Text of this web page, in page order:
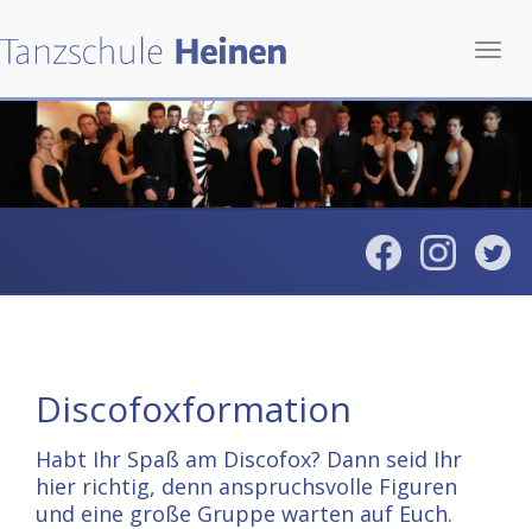
Discofoxformation
Habt Ihr Spaß am Discofox? Dann seid Ihr
hier richtig, denn anspruchsvolle Figuren
und eine große Gruppe warten auf Euch.